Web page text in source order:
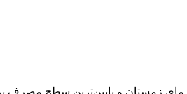
زمستان و پایین‌ترین سطح مصرف